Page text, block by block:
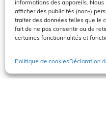
informations des appareils.
afficher des publicités (non-)
traiter des données telles que le
fait de ne pas consentir ou de
certaines fonctionnalités et
Politique de cookiesDéclaration